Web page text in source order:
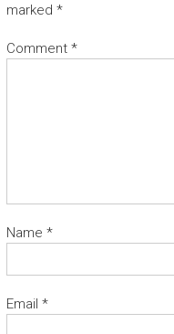
marked *
Comment *
Name *
Email *